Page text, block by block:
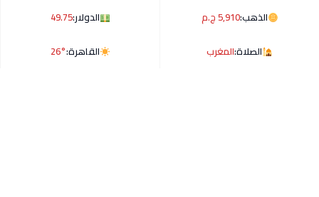
الذهب:5,910 ج.م الدولار:49.75
الصلاة:المغرب القاهرة:26°